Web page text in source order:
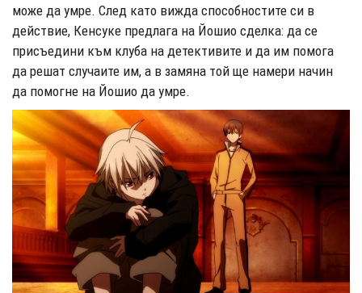
може да умре. След като вижда способностите си в
действие, Кенсуке предлага на Йошио сделка: да се
присъедини към клуба на детективите и да им помога
да решат случаите им, а в замяна той ще намери начин
да помогне на Йошио да умре.